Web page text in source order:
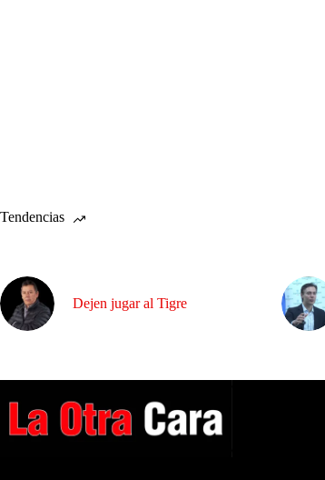
Tendencias
Dejen jugar al Tigre